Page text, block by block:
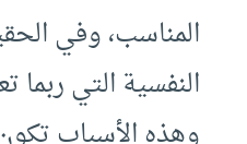
المناسب، وفي
النفسية التي ربما